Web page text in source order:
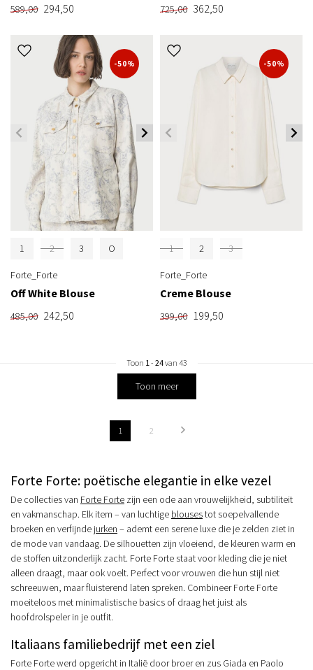
589,00 294,50 725,00 362,50
-50%
1 2 3 O
Forte_Forte
Off White Blouse
485,00 242,50
-50%
1 2 3
Forte_Forte
Creme Blouse
399,00 199,50
Toon 1 - 24van 43
Toon meer
1 2
Forte Forte: poëtische elegantie in elke vezel
De collecties van Forte Forte zijn een ode aan vrouwelijkheid, subtiliteit
en vakmanschap. Elk item – van luchtige blousestot soepelvallende
broeken en verfijnde jurken – ademt een serene luxe die je zelden ziet in
de mode van vandaag. De silhouetten zijn vloeiend, de kleuren warm en
de stoffen uitzonderlijk zacht. Forte Forte staat voor kleding die je niet
alleen draagt, maar ook voelt. Perfect voor vrouwen die hun stijl niet
schreeuwen, maar fluisterend laten spreken. Combineer Forte Forte
moeiteloos met minimalistische basics of draag het juist als
hoofdrolspeler in je outfit.
Italiaans familiebedrijf met een ziel
Forte Forte werd opgericht in Italië door broer en zus Giada en Paolo